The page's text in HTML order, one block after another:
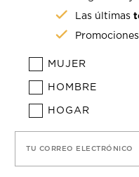
Las últimas
MUJER
HOMBRE
HOGAR
TU CORREO ELECTRÓNICO